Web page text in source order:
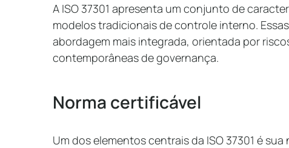
A ISO 37301 apresenta um conjunto de
modelos tradicionais de controle interno.
abordagem mais integrada, orientada por
contemporâneas de governança.
Norma certificável
Um dos elementos centrais da ISO 37301 é